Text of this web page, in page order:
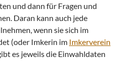
und dann für Fragen und
Daran kann auch jede
wenn sie sich im
(oder Imkerin im Imkerverein
es jeweils die Einwahldaten